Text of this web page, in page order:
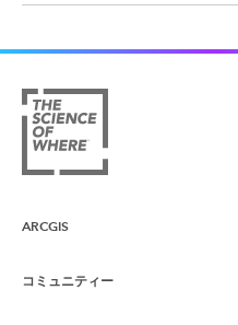
ARCGIS
ArcGIS の概要
コミュニティー